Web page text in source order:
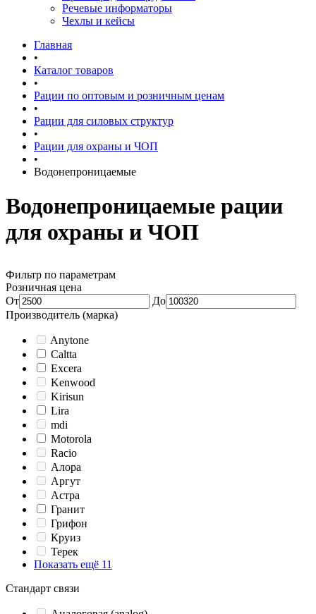
Речевые информаторы
Чехлы и кейсы
Главная
•
Каталог товаров
•
Рации по оптовым и розничным ценам
•
Рации для силовых структур
•
Рации для охраны и ЧОП
•
Водонепроницаемые
Водонепроницаемые рации
для охраны и ЧОП
Фильтр по параметрам
Розничная цена
От
До
Производитель (марка)
Anytone
Caltta
Excera
Kenwood
Kirisun
Lira
mdi
Motorola
Racio
Алора
Аргут
Астра
Гранит
Грифон
Круиз
Терек
Показать ещё 11
Стандарт связи